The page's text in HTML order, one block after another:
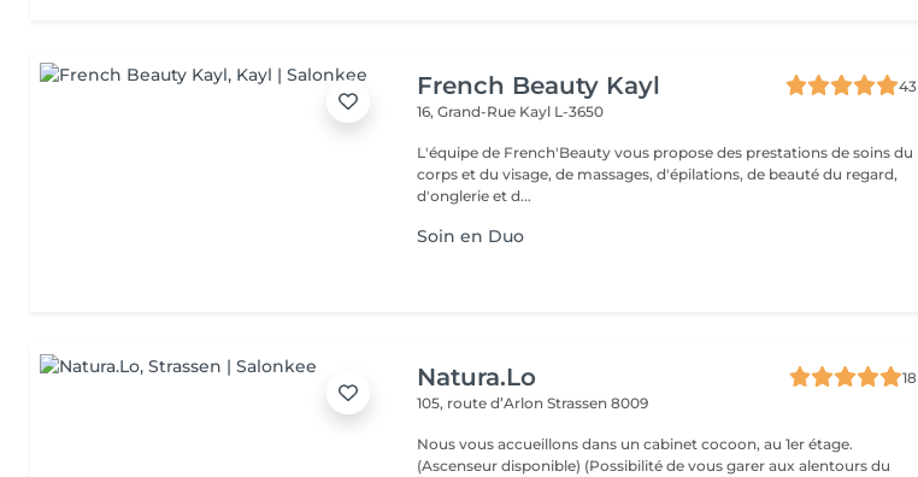
French Beauty Kayl
43
16, Grand-Rue Kayl L-3650
L'équipe de French'Beauty vous propose des prestations de soins du
corps et du visage, de massages, d'épilations, de beauté du regard,
d'onglerie et d...
Soin en Duo
Natura.Lo
18
105, route d’ArlonStrassen 8009
Nous vous accueillons dans un cabinet cocoon, au 1er étage.
(Ascenseur disponible) (Possibilité de vous garer aux alentours du